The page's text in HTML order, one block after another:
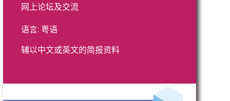
网上论坛及交流
语言: 粤语
辅以中文或英文的简报资料